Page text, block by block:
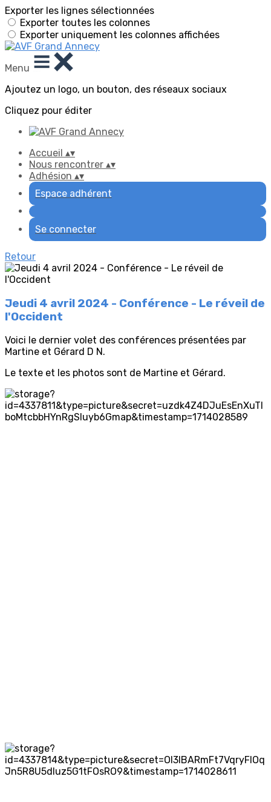
Exporter les lignes sélectionnées
Exporter toutes les colonnes
Exporter uniquement les colonnes affichées
Menu
Ajoutez un logo, un bouton, des réseaux sociaux
Cliquez pour éditer
Accueil ▴▾
Nous rencontrer ▴▾
Adhésion ▴▾
Espace adhérent
Se connecter
Retour
Jeudi 4 avril 2024 - Conférence - Le réveil de
l'Occident
Voici le dernier volet des conférences présentées par
Martine et Gérard D N.
Le texte et les photos sont de Martine et Gérard.